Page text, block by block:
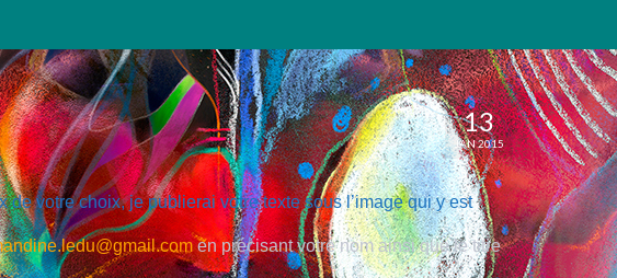
13
JAN 2015
votre choix, je publierai votre texte sous l’image qui y est
en précisant votre nom ainsi que le titre